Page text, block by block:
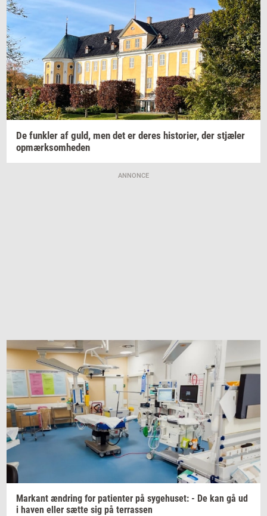
De funk­ler af guld, men det er deres hi­sto­ri­er, der stjæ­ler
op­mærk­som­he­den
ANNONCE
Mar­kant æn­dring for pa­tien­ter på sy­ge­hu­set: - De kan gå ud
i haven eller sætte sig på ter­ras­sen